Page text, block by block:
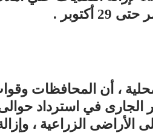
أكتوبر .
، أن المحافظات